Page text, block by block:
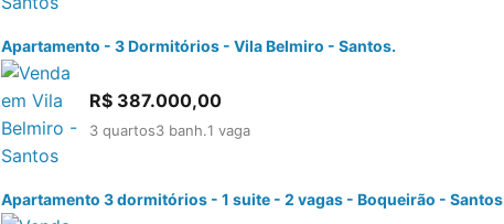
Apartamento - 3 Dormitórios - Vila Belmiro - Santos.
R$ 387.000,00
3 quartos3 banh.1 vaga
Apartamento 3 dormitórios - 1 suite - 2 vagas - Boqueirão - Santos